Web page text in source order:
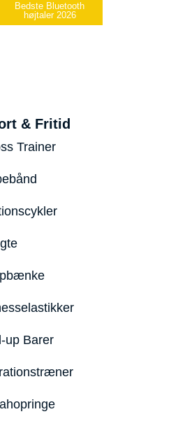
2026
Bedste infrarøde
& Fritid
Trainer
up Barer